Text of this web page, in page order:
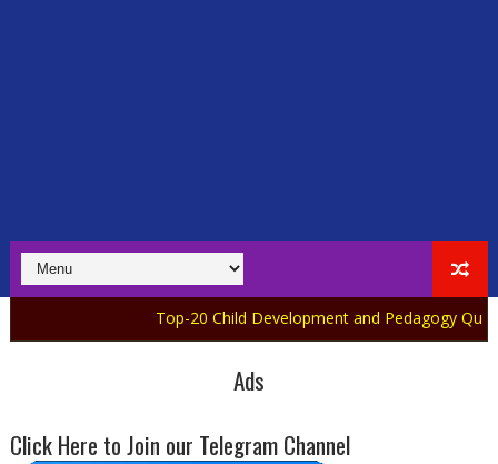
Top-20 Child Development and Pedagogy Quiz in Kannada
Ads
Click Here to Join our Telegram Channel